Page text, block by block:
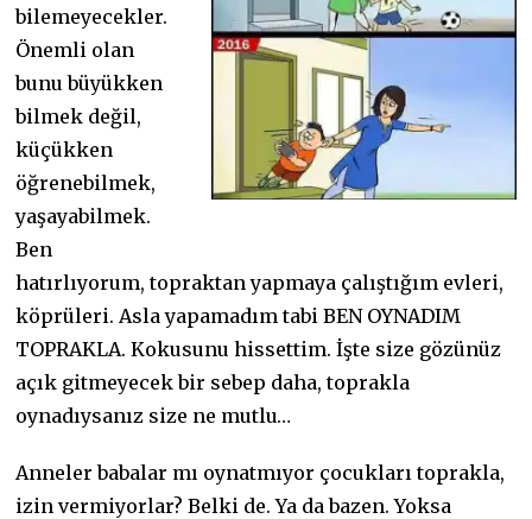
bilemeyecekler.
Önemli olan
bunu büyükken
bilmek değil,
küçükken
öğrenebilmek,
yaşayabilmek.
Ben
hatırlıyorum, topraktan yapmaya çalıştığım evleri,
köprüleri. Asla yapamadım tabi BEN OYNADIM
TOPRAKLA. Kokusunu hissettim. İşte size gözünüz
açık gitmeyecek bir sebep daha, toprakla
oynadıysanız size ne mutlu…
Anneler babalar mı oynatmıyor çocukları toprakla,
izin vermiyorlar? Belki de. Ya da bazen. Yoksa